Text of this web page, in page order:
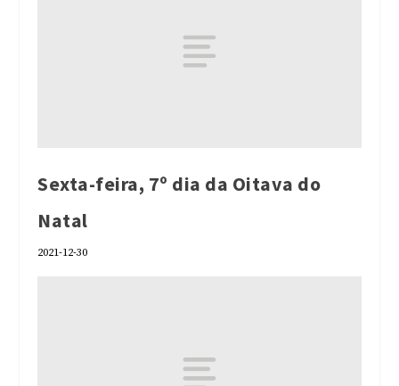
Sexta-feira, 7º dia da Oitava do
Natal
2021-12-30